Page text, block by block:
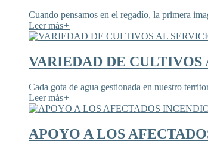
Cuando pensamos en el regadío, la primera
Leer más+
VARIEDAD DE CULTIVOS
Cada gota de agua gestionada en nuestro
Leer más+
APOYO A LOS